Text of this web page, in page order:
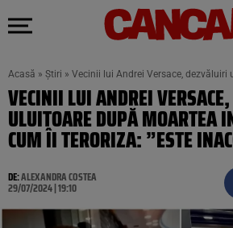
Acasă » Știri » Vecinii lui Andrei Versace,
VECINII LUI ANDREI
ULUITOARE DUPĂ MOARTEA
CUM ÎI TERORIZA: ”ESTE
DE:ALEXANDRA COSTEA
29/07/2024 | 19:10